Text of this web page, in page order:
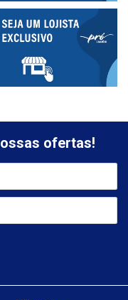
ofertas!